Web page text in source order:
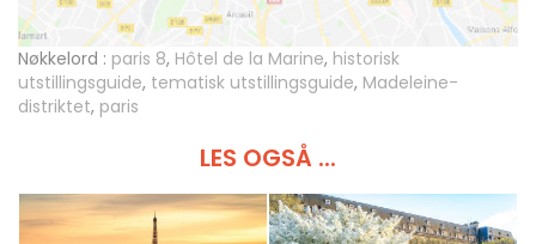
Nøkkelord : paris 8, Hôtel de la Marine, historisk
utstillingsguide, tematisk utstillingsguide, Madeleine-
distriktet, paris
LES OGSÅ ...